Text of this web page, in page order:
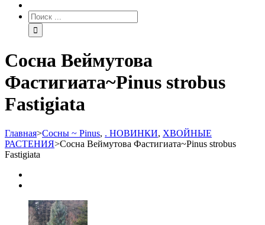
Сосна Веймутова
Фастигиата~Pinus strobus
Fastigiata
Главная>Сосны ~ Pinus, . НОВИНКИ, ХВОЙНЫЕ
РАСТЕНИЯ>Сосна Веймутова Фастигиата~Pinus strobus
Fastigiata